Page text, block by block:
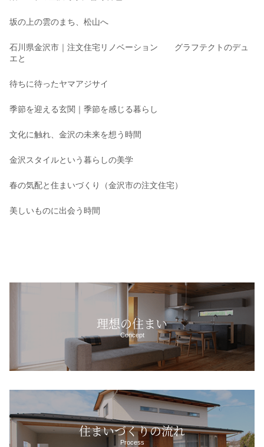
坂の上の雲のまち、松山へ
石川県金沢市｜注文住宅リノベーション グラフテクトのデュ
エと
待ちに待ったヤマアジサイ
季節を迎える玄関｜季節を感じる暮らし
文化に触れ、金沢の未来を想う時間
金沢スタイルという暮らしの美学
春の気配と住まいづくり（金沢市の注文住宅）
美しいものに出会う時間
理想の住まい
Concept
住まいづくりの流れ
Process